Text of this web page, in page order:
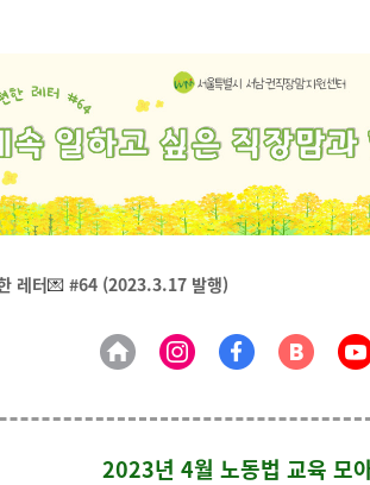
레터💌 #64 (2023.3.17 발행)
2023년 4월 노동법 교육 모